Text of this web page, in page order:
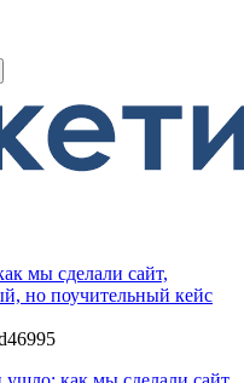
мы сделали сайт,
но поучительный кейс